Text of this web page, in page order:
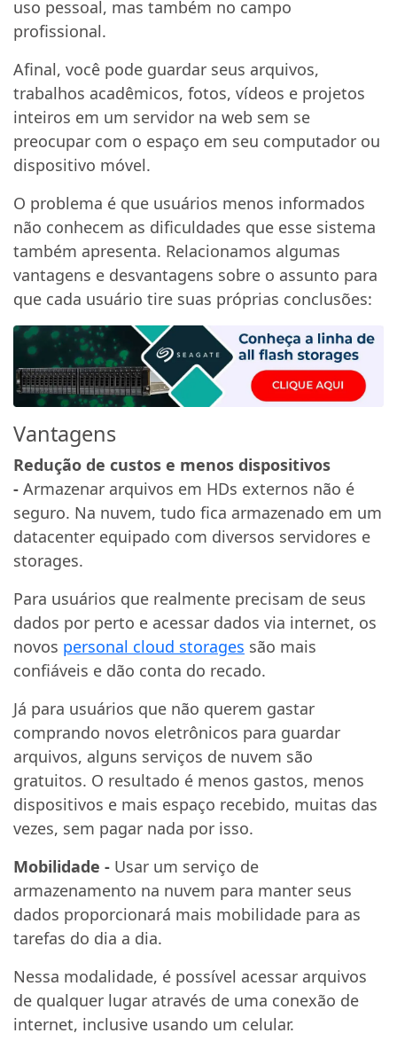
uso pessoal, mas também no campo
profissional.
Afinal, você pode guardar seus arquivos,
trabalhos acadêmicos, fotos, vídeos e projetos
inteiros em um servidor na web sem se
preocupar com o espaço em seu computador ou
dispositivo móvel.
O problema é que usuários menos informados
não conhecem as dificuldades que esse sistema
também apresenta. Relacionamos algumas
vantagens e desvantagens sobre o assunto para
que cada usuário tire suas próprias conclusões:
Vantagens
Redução de custos e menos dispositivos
- Armazenar arquivos em HDs externos não é
seguro. Na nuvem, tudo fica armazenado em um
datacenter equipado com diversos servidores e
storages.
Para usuários que realmente precisam de seus
dados por perto e acessar dados via internet, os
novos personal cloud storages são mais
confiáveis e dão conta do recado.
Já para usuários que não querem gastar
comprando novos eletrônicos para guardar
arquivos, alguns serviços de nuvem são
gratuitos. O resultado é menos gastos, menos
dispositivos e mais espaço recebido, muitas das
vezes, sem pagar nada por isso.
Mobilidade - Usar um serviço de
armazenamento na nuvem para manter seus
dados proporcionará mais mobilidade para as
tarefas do dia a dia.
Nessa modalidade, é possível acessar arquivos
de qualquer lugar através de uma conexão de
internet, inclusive usando um celular.